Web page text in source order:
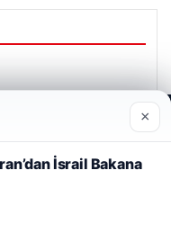
anlayabilmek,
amacıyla çerezler
×
İsrail Bakana